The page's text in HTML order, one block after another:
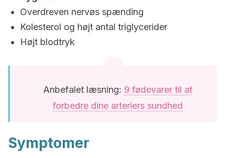
Overdreven nervøs spænding
Kolesterol og højt antal triglycerider
Højt blodtryk
Anbefalet læsning: 9 fødevarer til at
forbedre dine arteriers sundhed
Symptomer